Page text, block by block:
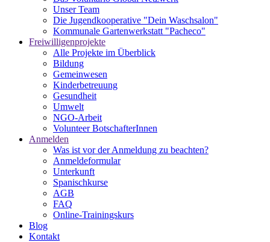
Unser Team
Die Jugendkooperative "Dein Waschsalon"
Kommunale Gartenwerkstatt "Pacheco"
Freiwilligenprojekte
Alle Projekte im Überblick
Bildung
Gemeinwesen
Kinderbetreuung
Gesundheit
Umwelt
NGO-Arbeit
Volunteer BotschafterInnen
Anmelden
Was ist vor der Anmeldung zu beachten?
Anmeldeformular
Unterkunft
Spanischkurse
AGB
FAQ
Online-Trainingskurs
Blog
Kontakt